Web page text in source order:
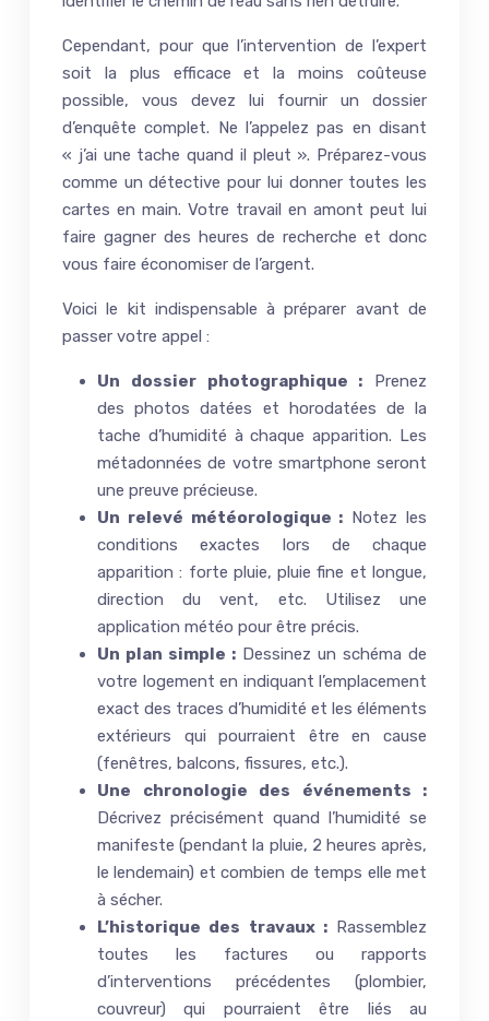
Cependant, pour que l’intervention de l’expert
soit la plus efficace et la moins coûteuse
possible, vous devez lui fournir un dossier
d’enquête complet. Ne l’appelez pas en disant
« j’ai une tache quand il pleut ». Préparez-vous
comme un détective pour lui donner toutes les
cartes en main. Votre travail en amont peut lui
faire gagner des heures de recherche et donc
vous faire économiser de l’argent.
Voici le kit indispensable à préparer avant de
passer votre appel :
Un dossier photographique : Prenez
des photos datées et horodatées de la
tache d’humidité à chaque apparition. Les
métadonnées de votre smartphone seront
une preuve précieuse.
Un relevé météorologique : Notez les
conditions exactes lors de chaque
apparition : forte pluie, pluie fine et longue,
direction du vent, etc. Utilisez une
application météo pour être précis.
Un plan simple : Dessinez un schéma de
votre logement en indiquant l’emplacement
exact des traces d’humidité et les éléments
extérieurs qui pourraient être en cause
(fenêtres, balcons, fissures, etc.).
Une chronologie des événements :
Décrivez précisément quand l’humidité se
manifeste (pendant la pluie, 2 heures après,
le lendemain) et combien de temps elle met
à sécher.
L’historique des travaux :Rassemblez
toutes les factures ou rapports
d’interventions précédentes (plombier,
couvreur) qui pourraient être liés au